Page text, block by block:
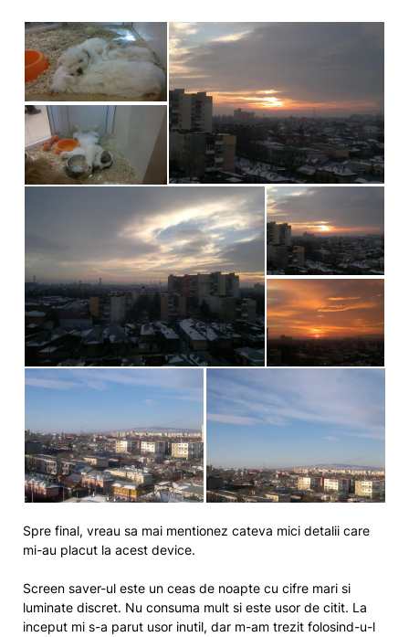
Spre final, vreau sa mai mentionez cateva mici detalii care
mi-au placut la acest device.
Screen saver-ul este un ceas de noapte cu cifre mari si
luminate discret. Nu consuma mult si este usor de citit. La
inceput mi s-a parut usor inutil, dar m-am trezit folosind-u-l